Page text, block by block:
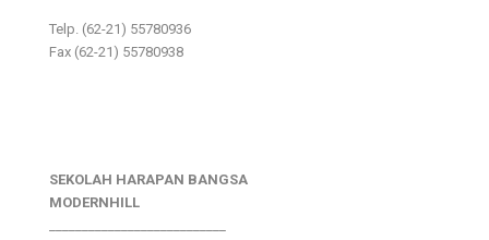
Telp. (62-21) 55780936
Fax (62-21) 55780938
SEKOLAH HARAPAN BANGSA
MODERNHILL